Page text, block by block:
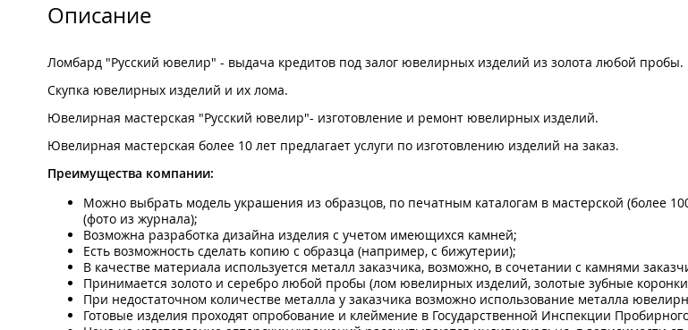
Описание
Ломбард "Русский ювелир" - выдача кредитов под залог ювелирных изделий из золота любой пробы.
Скупка ювелирных изделий и их лома.
Ювелирная мастерская "Русский ювелир"- изготовление и ремонт ювелирных изделий.
Ювелирная мастерская более 10 лет предлагает услуги по изготовлению изделий на заказ.
Преимущества компании:
Можно выбрать модель украшения из образцов, по печатным каталогам в мастерской (более
(фото из журнала);
Возможна разработка дизайна изделия с учетом имеющихся камней;
Есть возможность сделать копию с образца (например, с бижутерии);
В качестве материала используется металл заказчика, возможно, в сочетании с камнями
Принимается золото и серебро любой пробы (лом ювелирных изделий, золотые зубные
При недостаточном количестве металла у заказчика возможно использование металла
Готовые изделия проходят опробование и клеймение в Государственной Инспекции